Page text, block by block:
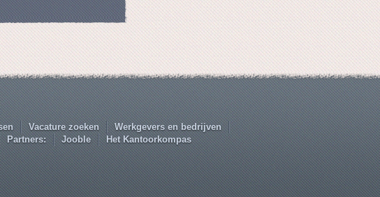
Vacature zoeken
Werkgevers en bedrijven
Partners: Jooble Het Kantoorkompas